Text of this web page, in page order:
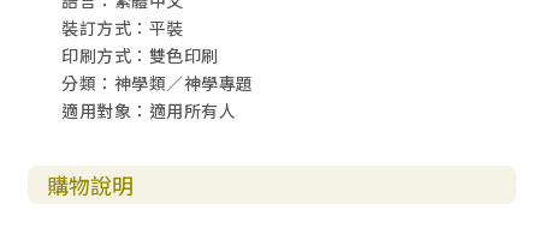
裝訂方式：平裝
印刷方式：雙色印刷
分類：神學類／神學專題
適用對象：適用所有人
購物說明